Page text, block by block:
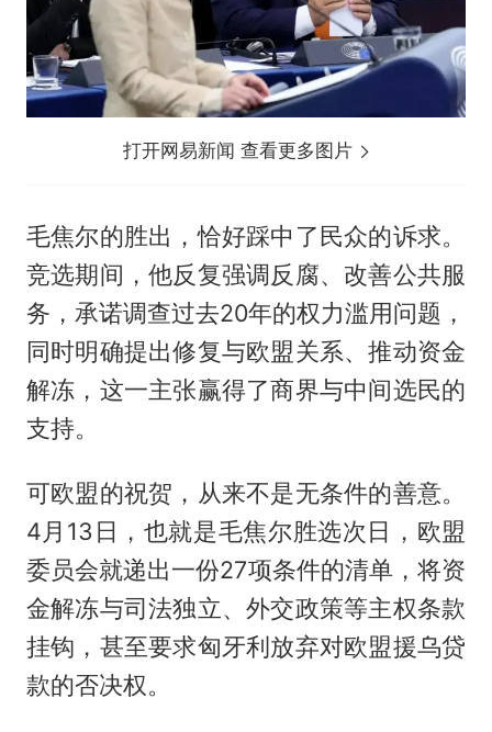
打开网易新闻 查看更多图片
毛焦尔的胜出，恰好踩中了民众的诉求。
竞选期间，他反复强调反腐、改善公共服
务，承诺调查过去20年的权力滥用问题，
同时明确提出修复与欧盟关系、推动资金
解冻，这一主张赢得了商界与中间选民的
支持。
可欧盟的祝贺，从来不是无条件的善意。
4月13日，也就是毛焦尔胜选次日，欧盟
委员会就递出一份27项条件的清单，将资
金解冻与司法独立、外交政策等主权条款
挂钩，甚至要求匈牙利放弃对欧盟援乌贷
款的否决权。